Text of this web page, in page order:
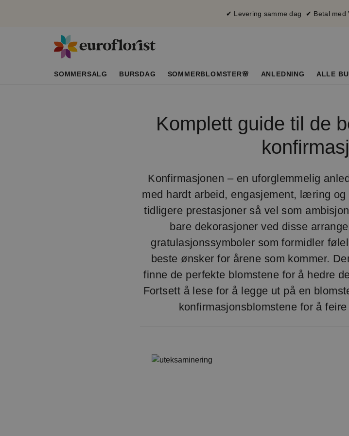
✔ Levering samme dag ✔ Betal med
SOMMERSALG BURSDAG SOMMERBLOMSTER🌸 ANLEDNING ALLE
Komplett guide til de
Konfirmasjonen – en uforglemmelig
med hardt arbeid, engasjement, læring
tidligere prestasjoner så vel som
bare dekorasjoner ved disse
gratulasjonssymboler som formidler
beste ønsker for årene som kommer.
finne de perfekte blomstene for å hedre
Fortsett å lese for å legge ut på en
konfirmasjonsblomstene for å